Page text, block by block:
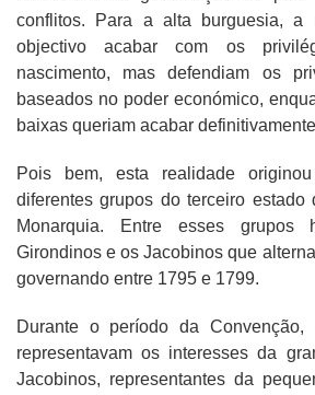
conflitos. Para a alta burguesia, a
objectivo acabar com os
nascimento, mas defendiam os
baseados no poder económico,
baixas queriam acabar
Pois bem, esta realidade
diferentes grupos do terceiro estado
Monarquia. Entre esses
Girondinos e os Jacobinos que
governando entre 1795 e 1799.
Durante o período da Convenção,
representavam os interesses da
Jacobinos, representantes da